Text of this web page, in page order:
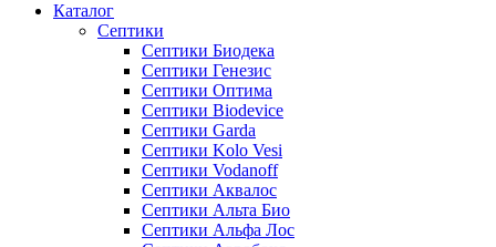
Каталог
Септики
Септики Биодека
Септики Генезис
Септики Оптима
Септики Biodevice
Септики Garda
Септики Kolo Vesi
Септики Vodanoff
Септики Аквалос
Септики Альта Био
Септики Альфа Лос